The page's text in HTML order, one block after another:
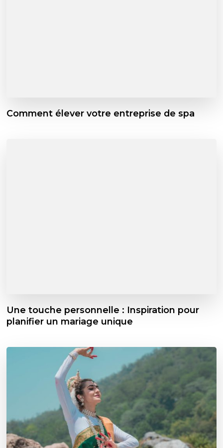
Comment élever votre entreprise de spa
Une touche personnelle : Inspiration pour
planifier un mariage unique